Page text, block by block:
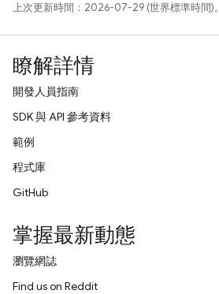
上次更新時間：2026-07-29 (世界標準時間)。
瞭解詳情
開發人員指南
SDK 與 API 參考資料
範例
程式庫
GitHub
掌握最新動態
瀏覽網誌
Find us on Reddit